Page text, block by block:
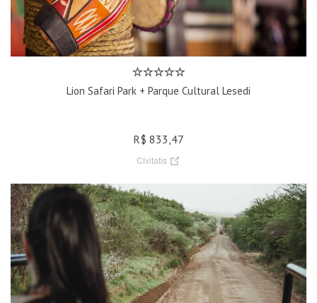
Lion Safari Park + Parque Cultural Lesedi
R$ 833,47
Civitatis